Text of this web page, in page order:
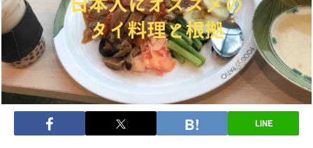
LINE